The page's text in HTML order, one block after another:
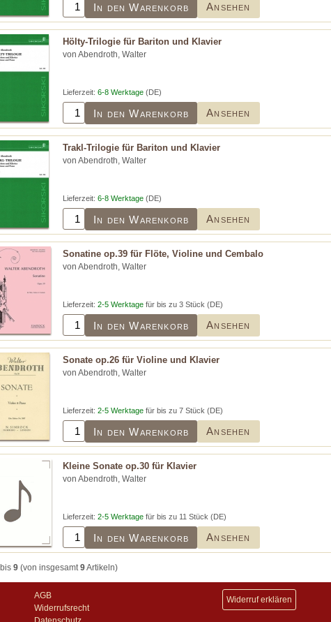
In den Warenkorb Ansehen
Hölty-Trilogie für Bariton und Klavier
von Abendroth, Walter
Lieferzeit: 6-8 Werktage (DE)
In den Warenkorb Ansehen
Trakl-Trilogie für Bariton und Klavier
von Abendroth, Walter
Lieferzeit: 6-8 Werktage (DE)
In den Warenkorb Ansehen
Sonatine op.39 für Flöte, Violine und Cembalo
von Abendroth, Walter
Lieferzeit: 2-5 Werktage für bis zu 3 Stück (DE)
In den Warenkorb Ansehen
Sonate op.26 für Violine und Klavier
von Abendroth, Walter
Lieferzeit: 2-5 Werktage für bis zu 7 Stück (DE)
In den Warenkorb Ansehen
Kleine Sonate op.30 für Klavier
von Abendroth, Walter
Lieferzeit: 2-5 Werktage für bis zu 11 Stück (DE)
In den Warenkorb Ansehen
bis 9 (von insgesamt9Artikeln)
AGB
Widerrufsrecht
Widerruf erklären